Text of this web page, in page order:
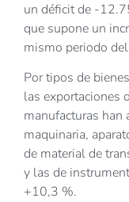
un déficit de -
que supone un
mismo periodo
Por tipos de
las exportaciones
manufacturas
maquinaria,
de material de
y las de
+10,3 %.